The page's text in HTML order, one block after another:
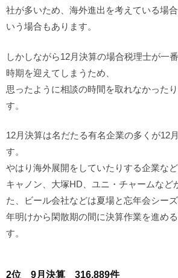
社が多いため、海外進出を考えている場
いう場合もあります。
しかしながら12月決算の場合税理士が一
時期を迎えてしまうため、
思ったように相談の時間を取れなかった
す。
12月決算は名だたる有名企業の多くが12
す。
やはり海外展開をしていたりする企業な
キャノン、大塚HD、ユニ・チャームなど
た、ビール会社などは夏場と忘年会シー
年明けから閑散期の間に決算作業を進め
す。
2位 9月決算 316,889件